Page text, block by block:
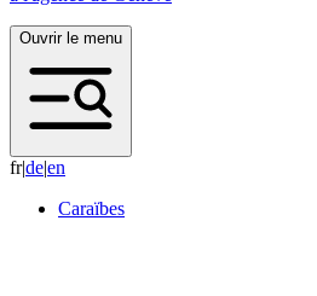
Ouvrir le menu
fr|de|en
Caraïbes